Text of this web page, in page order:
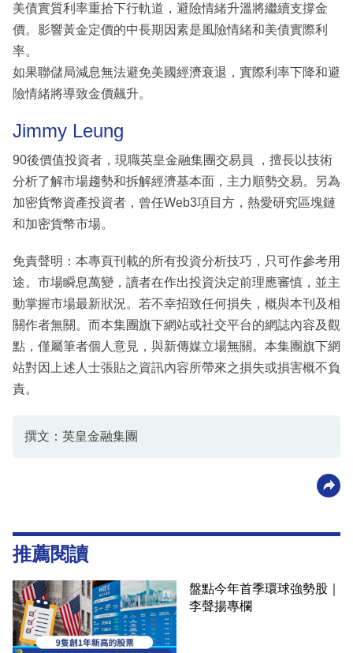
美債實質利率重拾下行軌道，避險情緒升溫將繼續支撐金
價。影響黃金定價的中長期因素是風險情緒和美債實際利
率。
如果聯儲局減息無法避免美國經濟衰退，實際利率下降和避
險情緒將導致金價飆升。
Jimmy Leung
90後價值投資者，現職英皇金融集團交易員 ，擅長以技術
分析了解市場趨勢和拆解經濟基本面，主力順勢交易。另為
加密貨幣資產投資者，曾任Web3項目方，熱愛研究區塊鏈
和加密貨幣市場。
免責聲明：本專頁刊載的所有投資分析技巧，只可作參考用
途。市場瞬息萬變，讀者在作出投資決定前理應審慎，並主
動掌握市場最新狀況。若不幸招致任何損失，概與本刊及相
關作者無關。而本集團旗下網站或社交平台的網誌內容及觀
點，僅屬筆者個人意見，與新傳媒立場無關。本集團旗下網
站對因上述人士張貼之資訊內容所帶來之損失或損害概不負
責。
撰文：英皇金融集團
推薦閱讀
盤點今年首季環球強勢股｜
李聲揚專欄